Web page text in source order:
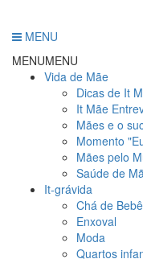
MENU
MENUMENU
Vida de Mãe
Dicas de It
It Mãe
Mães e o
Momento
Mães pelo
Saúde de
It-grávida
Chá de Bebê
Enxoval
Moda
Quartos